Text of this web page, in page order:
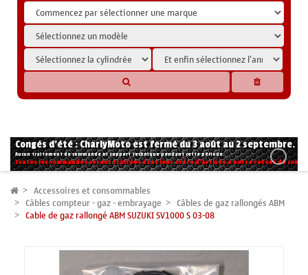
Congés d'été : CharlyMoto est fermé du 3 août au 2 septembre.
Aucun traitement de commande ni support technique pendant cette période.
Toutes les commandes seront traitées dans leur ordre d'arrivée à notre retour de
Accessoires et consommables
Câbles compteur - gaz - embrayage Câbles de gaz rallongés ABM
Cable de gaz rallongé ABM SUZUKI SV1000 S 03-08